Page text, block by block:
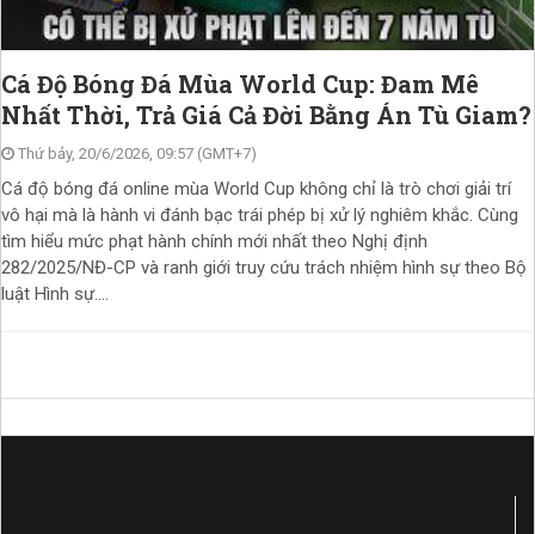
Cá Độ Bóng Đá Mùa World Cup: Đam Mê
Nhất Thời, Trả Giá Cả Đời Bằng Án Tù Giam?
Thứ bảy, 20/6/2026, 09:57 (GMT+7)
Cá độ bóng đá online mùa World Cup không chỉ là trò chơi giải trí
vô hại mà là hành vi đánh bạc trái phép bị xử lý nghiêm khắc. Cùng
tìm hiểu mức phạt hành chính mới nhất theo Nghị định
282/2025/NĐ-CP và ranh giới truy cứu trách nhiệm hình sự theo Bộ
luật Hình sự....